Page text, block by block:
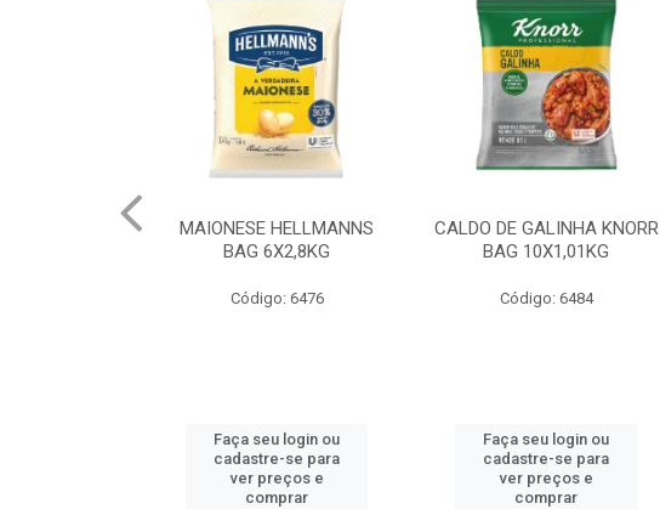
MAIONESE HELLMANNS
BAG 6X2,8KG
Código: 6476
Faça seu login ou
cadastre-se para
ver preços e
comprar
CALDO DE GALINHA KNORR
BAG 10X1,01KG
Código: 6484
Faça seu login ou
cadastre-se para
ver preços e
comprar